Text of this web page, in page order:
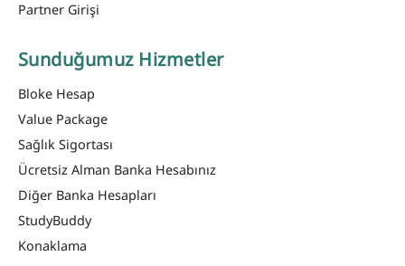
Partner Girişi
Sunduğumuz Hizmetler
Bloke Hesap
Value Package
Sağlık Sigortası
Ücretsiz Alman Banka Hesabınız
Diğer Banka Hesapları
StudyBuddy
Konaklama